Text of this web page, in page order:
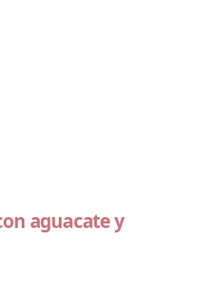
aguacate y